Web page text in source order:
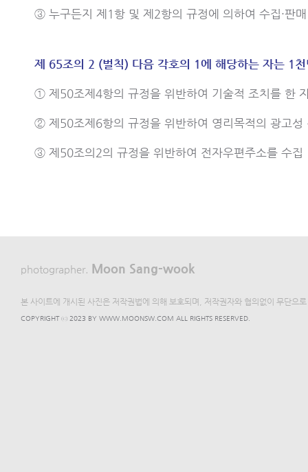
③ 누구든지 제1항 및 제2항의 규정에 의하여 수집·판
제 65조의 2 (벌칙) 다음 각호의 1에 해당하는 자는 1
① 제50조제4항의 규정을 위반하여 기술적 조치를 한
② 제50조제6항의 규정을 위반하여 영리목적의 광고성
③ 제50조의2의 규정을 위반하여 전자우편주소를 수집
photographer. Moon Sang-wook
본 사이트에 개시된 사진은 저작권법에 의해 보호되며, 저작권자와 협의없이 무단으
COPYRIGHT ⓒ 2023 BY WWW.MOONSW.COM ALL RIGHTS RESERVED.